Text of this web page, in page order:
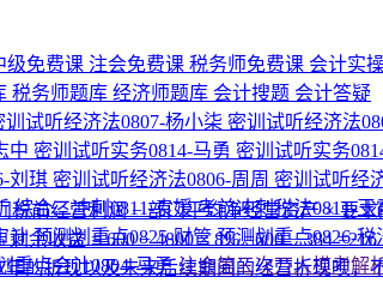
级免费课 注会免费课 税务师免费课 会计实
税务师题库 经济师题库 会计搜题 会计答疑
训试听经济法0807-杨小柒 密训试听经济法
中 密训试听实务0814-马勇 密训试听实务
刘琪 密训试听经济法0806-周周 密训试听经
综合二冲刺0811-袁媛考前冲刺税法0811-
计预测划重点0825-财管预测划重点0826-
重点会计0804-马勇注会第三次万人模考解
税前经营利润 − 部门平均净经营资产 × 要
余收益 = 600 − 4800 × 8% =600 − 384 =216
的折现以及未来后续期间的经营折现呗